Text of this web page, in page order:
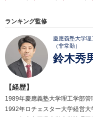
ランキング監修
慶應義塾大学
（非常勤）
鈴木秀
【経歴】
1989年慶應義塾大学理工学部管
1992年ロチェスター大学経営大